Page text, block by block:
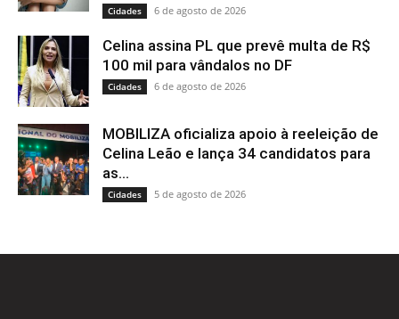
Cidades 6 de agosto de 2026
Celina assina PL que prevê multa de R$
100 mil para vândalos no DF
Cidades 6 de agosto de 2026
MOBILIZA oficializa apoio à reeleição de
Celina Leão e lança 34 candidatos para
as...
Cidades 5 de agosto de 2026